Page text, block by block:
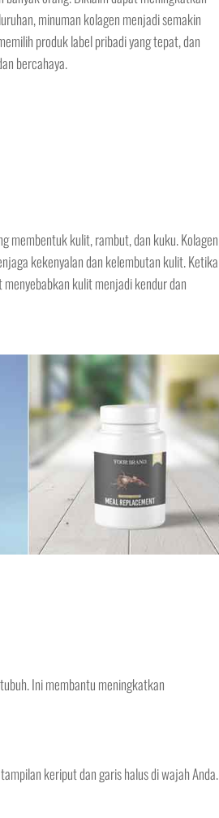
minuman kolagen menjadi semakin
produk label pribadi yang tepat, dan
bercahaya.
membentuk kulit, rambut, dan kuku. Kolagen
kekenyalan dan kelembutan kulit. Ketika
kulit menjadi kendur dan
Ini membantu meningkatkan
keriput dan garis halus di wajah Anda.